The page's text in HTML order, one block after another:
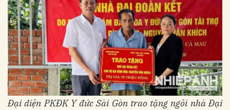
Đại diện PKĐK Y đức Sài Gòn trao tặng ngôi nhà Đại